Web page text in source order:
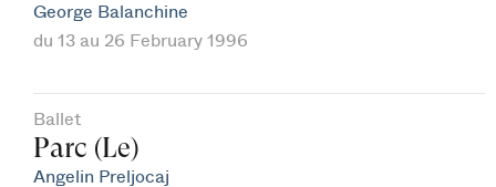
George Balanchine
du 13 au 26 February 1996
Ballet
Parc (Le)
Angelin Preljocaj